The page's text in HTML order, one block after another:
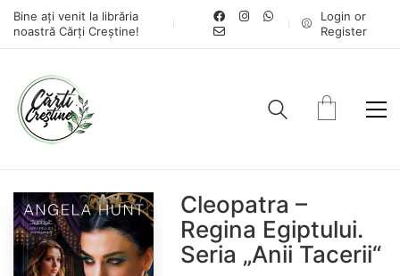
Bine ați venit la librăria
noastră Cărți Creștine!
Login or
Register
Cleopatra –
Regina Egiptului.
Seria „Anii Tacerii“